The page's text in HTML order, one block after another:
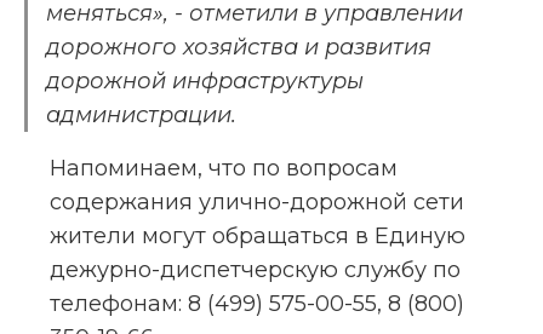
меняться», - отметили в управлении
дорожного хозяйства и развития
дорожной инфраструктуры
администрации.
Напоминаем, что по вопросам
содержания улично-дорожной сети
жители могут обращаться в Единую
дежурно-диспетчерскую службу по
телефонам: 8 (499) 575-00-55, 8 (800)